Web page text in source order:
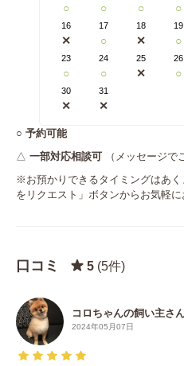
○ ○ ○ ○
16
✕
17
○
18
✕
19
○
23
○
24
○
25
✕
26
○
30
✕
31
✕
○ 予約可能
△ 一部対応相談可
（メッセージで
※お預かりできるタイミングはあ
をリクエスト」ボタンからお気軽に
口コミ 5 (5件)
コロちゃんの飼い主さ
2024年05月07日